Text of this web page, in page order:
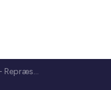
2. kreds - Repræsentantmøde (26-154)